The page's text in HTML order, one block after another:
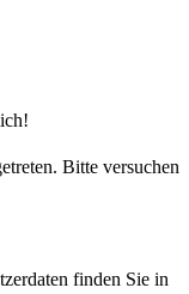
Bitte versuchen
finden Sie in